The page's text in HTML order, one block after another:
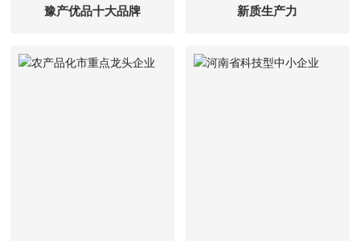
豫产优品十大品牌 新质生产力